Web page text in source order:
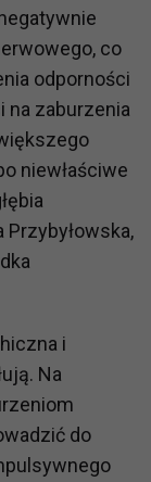
co
odporności
na zaburzenia
niewłaściwe
i
Na
do